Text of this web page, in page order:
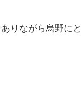
りながら烏野にと